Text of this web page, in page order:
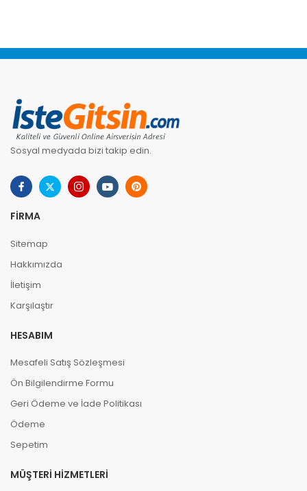
Sosyal medyada bizi takip edin.
FIRMA
Sitemap
Hakkımızda
İletişim
Karşılaştır
HESABIM
Mesafeli Satış Sözleşmesi
Ön Bilgilendirme Formu
Geri Ödeme ve İade Politikası
Ödeme
Sepetim
MÜŞTERI HIZMETLERI